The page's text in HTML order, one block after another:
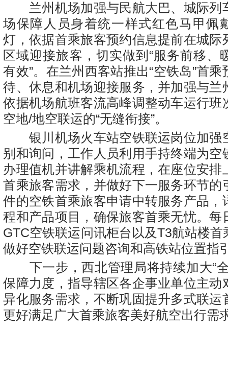
兰州机场加强与民航大巴、城际列
场保障人员身着统一样式红色马甲佩
灯，依据首乘旅客预约信息提前在城际
区域迎接旅客，切实做到“服务前移、
有效”。在兰州西客站推出“空铁岛”首
待、休息和机场迎接服务，并加强与兰
依据机场航班客流高峰调整动车运行班
空地/地空联运的“无缝衔接”。
银川机场火车站空铁联运岗位加强
别和询问，工作人员利用手持终端为空
办理值机并讲解乘机流程，在座位安排
首乘旅客需求，并做好下一服务环节的
件的空铁首乘旅客申请中转服务产品，
程和产品项目，确保旅客首乘无忧。每
GTC空铁联运问讯柜台以及T3航站楼首
做好空铁联运问题咨询和高铁站位置指
下一步，西北管理局将持续加大“全
保障力度，指导辖区各企事业单位主动
异化服务需求，不断巩固提升多式联运
更好满足广大首乘旅客美好航空出行需